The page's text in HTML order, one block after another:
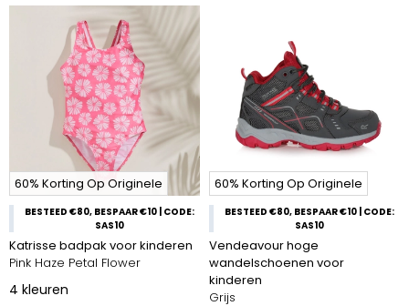
60% Korting Op Originele
BESTEED €80, BESPAAR €10 | CODE:
SAS10
Katrisse badpak voor kinderen
Pink Haze Petal Flower
4 kleuren
60% Korting Op Originele
BESTEED €80, BESPAAR €10 | CODE:
SAS10
Vendeavour hoge
wandelschoenen voor
kinderen
Grijs